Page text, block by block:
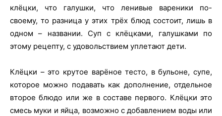
клёцки, что галушки, что ленивые вареники по-
своему, то разница у этих трёх блюд состоит, лишь в
одном – названии. Суп с клёцками, галушками по
этому рецепту, с удовольствием уплетают дети.
Клёцки – это крутое варёное тесто, в бульоне, супе,
которое можно подавать как дополнение, отдельное
второе блюдо или же в составе первого. Клёцки это
смесь муки и яйца, возможно с добавлением воды или